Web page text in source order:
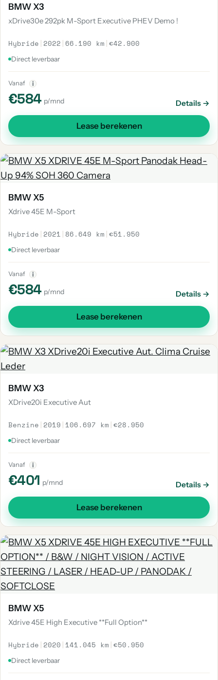
BMW X3
xDrive30e 292pk M-Sport Executive PHEV Demo !
Hybride | 2022 | 66.190 km |€42.900
Direct leverbaar
Vanaf i
€584 p/mnd Details →
Lease berekenen
BMW X5
Xdrive 45E M-Sport
Hybride | 2021 | 86.649 km |€51.950
Direct leverbaar
Vanaf i
€584 p/mnd Details →
Lease berekenen
BMW X3
XDrive20i Executive Aut
Benzine | 2019 | 106.697 km |€28.950
Direct leverbaar
Vanaf i
€401 p/mnd Details →
Lease berekenen
BMW X5
Xdrive 45E High Executive **Full Option**
Hybride | 2020 | 141.045 km |€50.950
Direct leverbaar